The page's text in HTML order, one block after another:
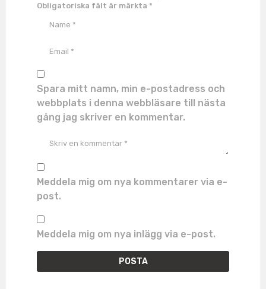
Obligatoriska fält är märkta *
Spara mitt namn, min e-postadress och
webbplats i denna webbläsare till nästa
gång jag skriver en kommentar.
Meddela mig om nya kommentarer via e-
post.
Meddela mig om nya inlägg via e-post.